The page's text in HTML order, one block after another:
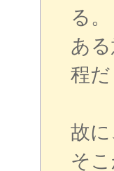
る。
あ
程だ
故
そ